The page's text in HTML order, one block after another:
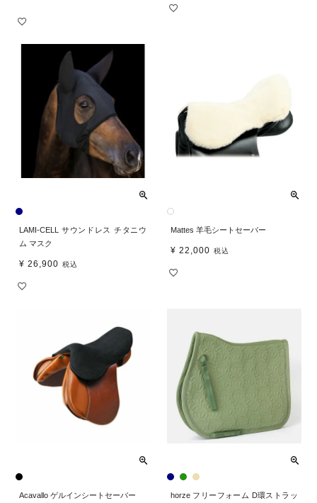
LAMI-CELL サウンドレス チタニウ
ム マスク
¥ 26,900 税込
Mattes 羊毛シートセーバー
¥ 22,000 税込
Acavallo ゲルインシートセーバー
horze フリーフォーム D環ストラッ